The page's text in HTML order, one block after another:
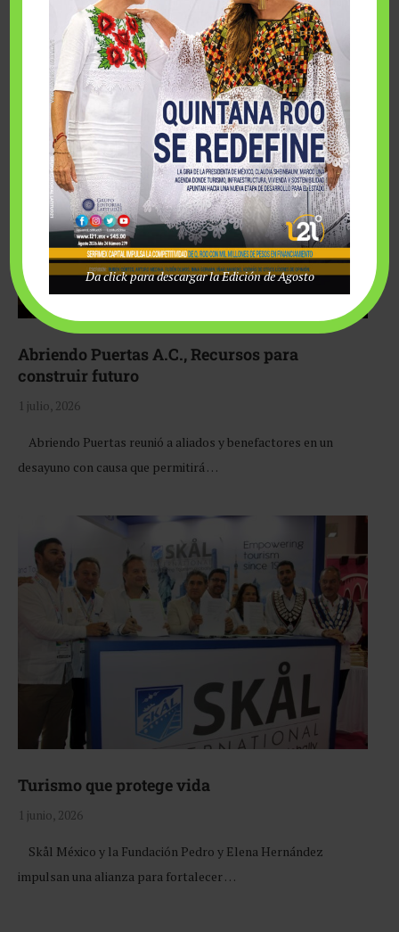
Fairmont Mayakoba y Make-A-Wish México unieron
esfuerzos para hacer realidad el deseo de una …
Abriendo Puertas A.C., Recursos para
construir futuro
1 julio, 2026
Abriendo Puertas reunió a aliados y benefactores en un
desayuno con causa que permitirá …
Turismo que protege vida
1 junio, 2026
Skål México y la Fundación Pedro y Elena Hernández
impulsan una alianza para fortalecer …
Da click para descargar la Edición de Agosto